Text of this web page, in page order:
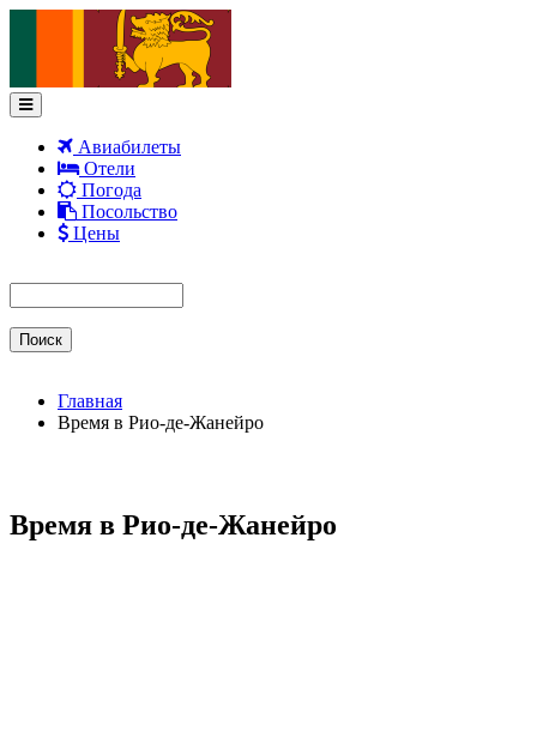
Перейти к основному содержанию
Авиабилеты
Отели
Погода
Посольство
Цены
Главная
Время в Рио-де-Жанейро
Время в Рио-де-Жанейро